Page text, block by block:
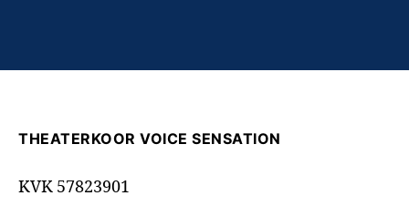
THEATERKOOR VOICE SENSATION
KVK 57823901